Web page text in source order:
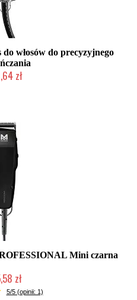
włosów do precyzyjnego
zł
Mini czarna
zł
5/5 (opinii: 1)